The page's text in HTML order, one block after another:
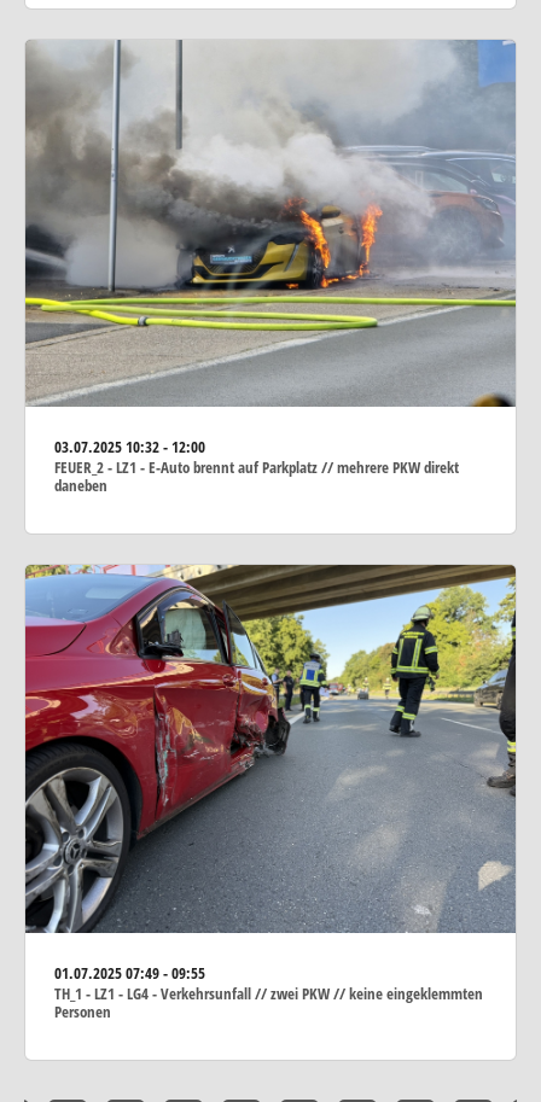
03.07.202510:32 - 12:00
FEUER_2 - LZ1 - E-Auto brennt auf Parkplatz // mehrere PKW direkt
daneben
01.07.202507:49 - 09:55
TH_1 - LZ1 - LG4 - Verkehrsunfall // zwei PKW // keine eingeklemmten
Personen